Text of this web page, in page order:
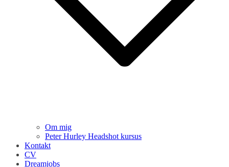
Om mig
Peter Hurley Headshot kursus
Kontakt
CV
Dreamjobs